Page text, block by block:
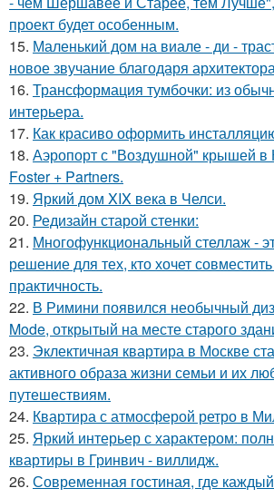
проект будет особенным.
15. Маленький дом на виале - ди -
новое звучание благодаря
16. Трансформация тумбочки: из
интерьера.
17. Как красиво оформить
18. Аэропорт с "Воздушной" крышей в
Foster + Partners.
19. Яркий дом XIX века в Челси.
20. Редизайн старой стенки:
21. Многофункциональный стеллаж -
решение для тех, кто хочет совместить
практичность.
22. В Римини появился необычный
Mode, открытый на месте старого
23. Эклектичная квартира в Москве
активного образа жизни семьи и их
путешествиям.
24. Квартира с атмосферой ретро в
25. Яркий интерьер с характером:
квартиры в Гринвич - виллидж.
26. Современная гостиная, где